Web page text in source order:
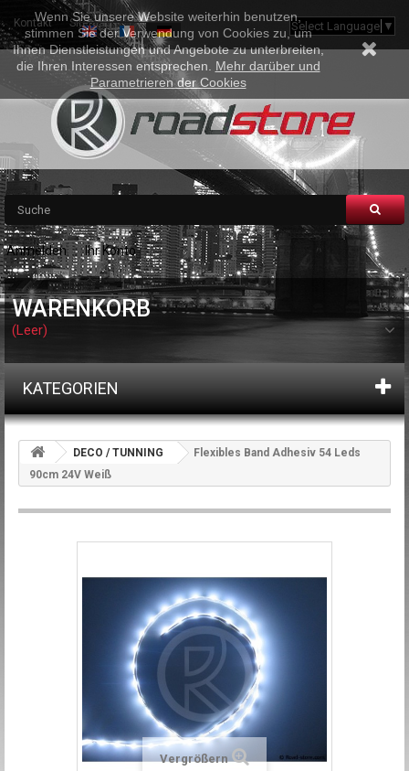
Kontakt Sitemap Select Language ▼
Anmelden Ihr Konto
WARENKORB
(Leer)
KATEGORIEN
DECO / TUNNING
Flexibles Band Adhesiv 54 Leds
90cm 24V Weiß
Vergrößern
Wenn Sie unsere Website weiterhin benutzen,
stimmen Sie der Verwendung von Cookies zu, um
Ihnen Dienstleistungen und Angebote zu unterbreiten,
die Ihren Interessen entsprechen. Mehr darüber und
Parametrieren der Cookies